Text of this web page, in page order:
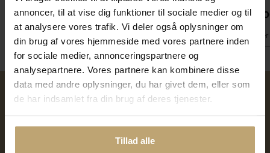
annoncer, til at vise dig funktioner til sociale medier og til
at analysere vores trafik. Vi deler også oplysninger om
din brug af vores hjemmeside med vores partnere inden
for sociale medier, annonceringspartnere og
analysepartnere. Vores partnere kan kombinere disse
data med andre oplysninger, du har givet dem, eller som
de har indsamlet fra din brug af deres tjenester.
Tillad alle
7.950,00 kr
På fjernlager
4.995,00 kr
På lager På lager
Over 40 års erfaring Mulighed for gravering
Reparation af smykker og